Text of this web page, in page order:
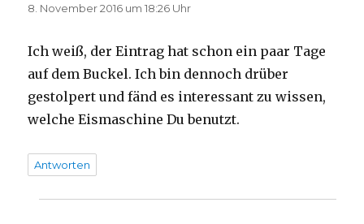
8. November 2016 um 18:26 Uhr
Ich weiß, der Eintrag hat schon ein paar Tage
auf dem Buckel. Ich bin dennoch drüber
gestolpert und fänd es interessant zu wissen,
welche Eismaschine Du benutzt.
Antworten